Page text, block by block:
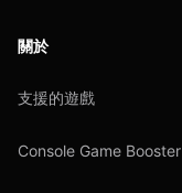
關於
支援的遊戲
Console Game Booster